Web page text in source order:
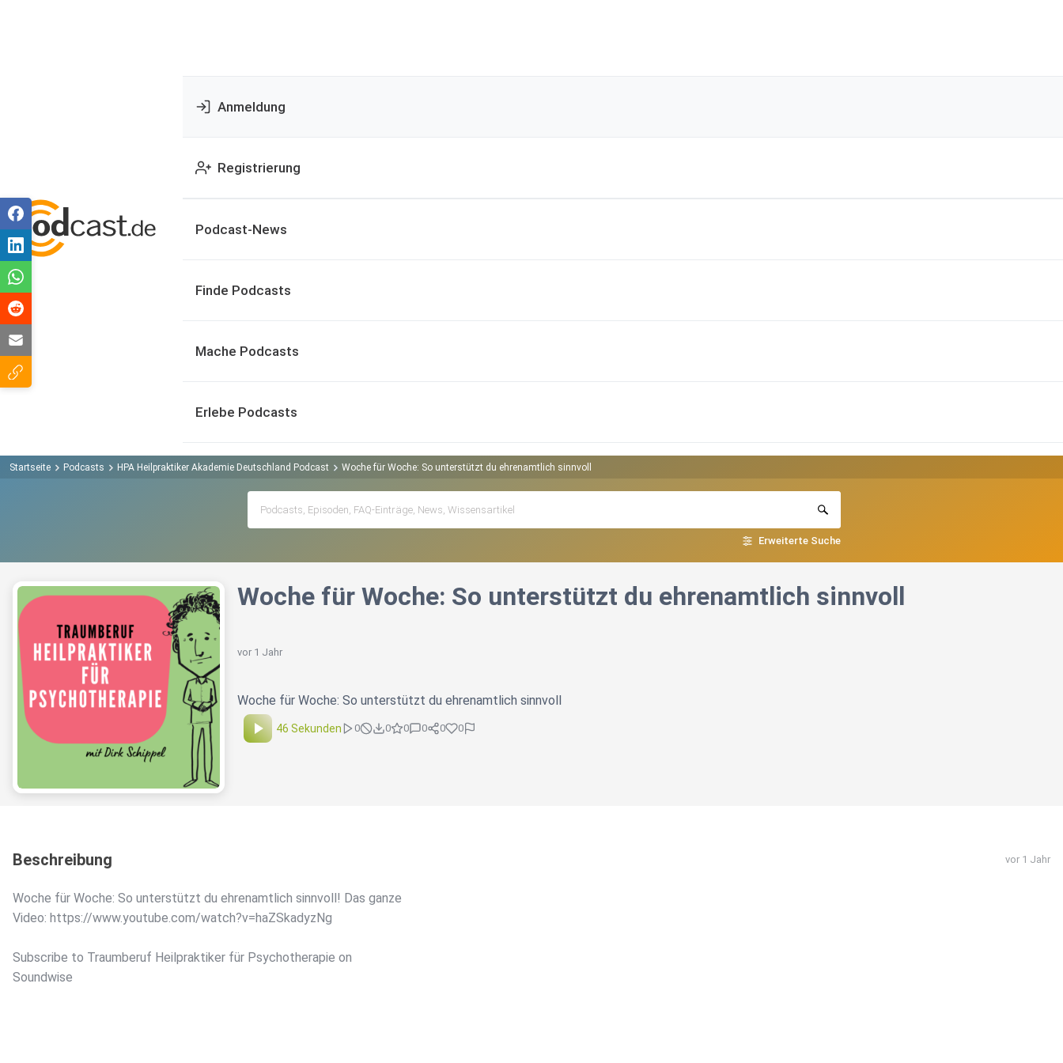
Anmeldung
Registrierung
Podcast-News
Finde Podcasts
Mache Podcasts
Erlebe Podcasts
Startseite Podcasts HPA Heilpraktiker Akademie Deutschland Podcast Woche für Woche: So unterstützt du ehrenamtlich sinnvoll
Erweiterte Suche
Woche für Woche: So unterstützt du ehrenamtlich sinnvoll
vor 1 Jahr
Woche für Woche: So unterstützt du ehrenamtlich sinnvoll
46 Sekunden 0 0 0 0 0 0
Beschreibung vor 1 Jahr
Woche für Woche: So unterstützt du ehrenamtlich sinnvoll! Das ganze
Video: https://www.youtube.com/watch?v=haZSkadyzNg
Subscribe to Traumberuf Heilpraktiker für Psychotherapie on
Soundwise